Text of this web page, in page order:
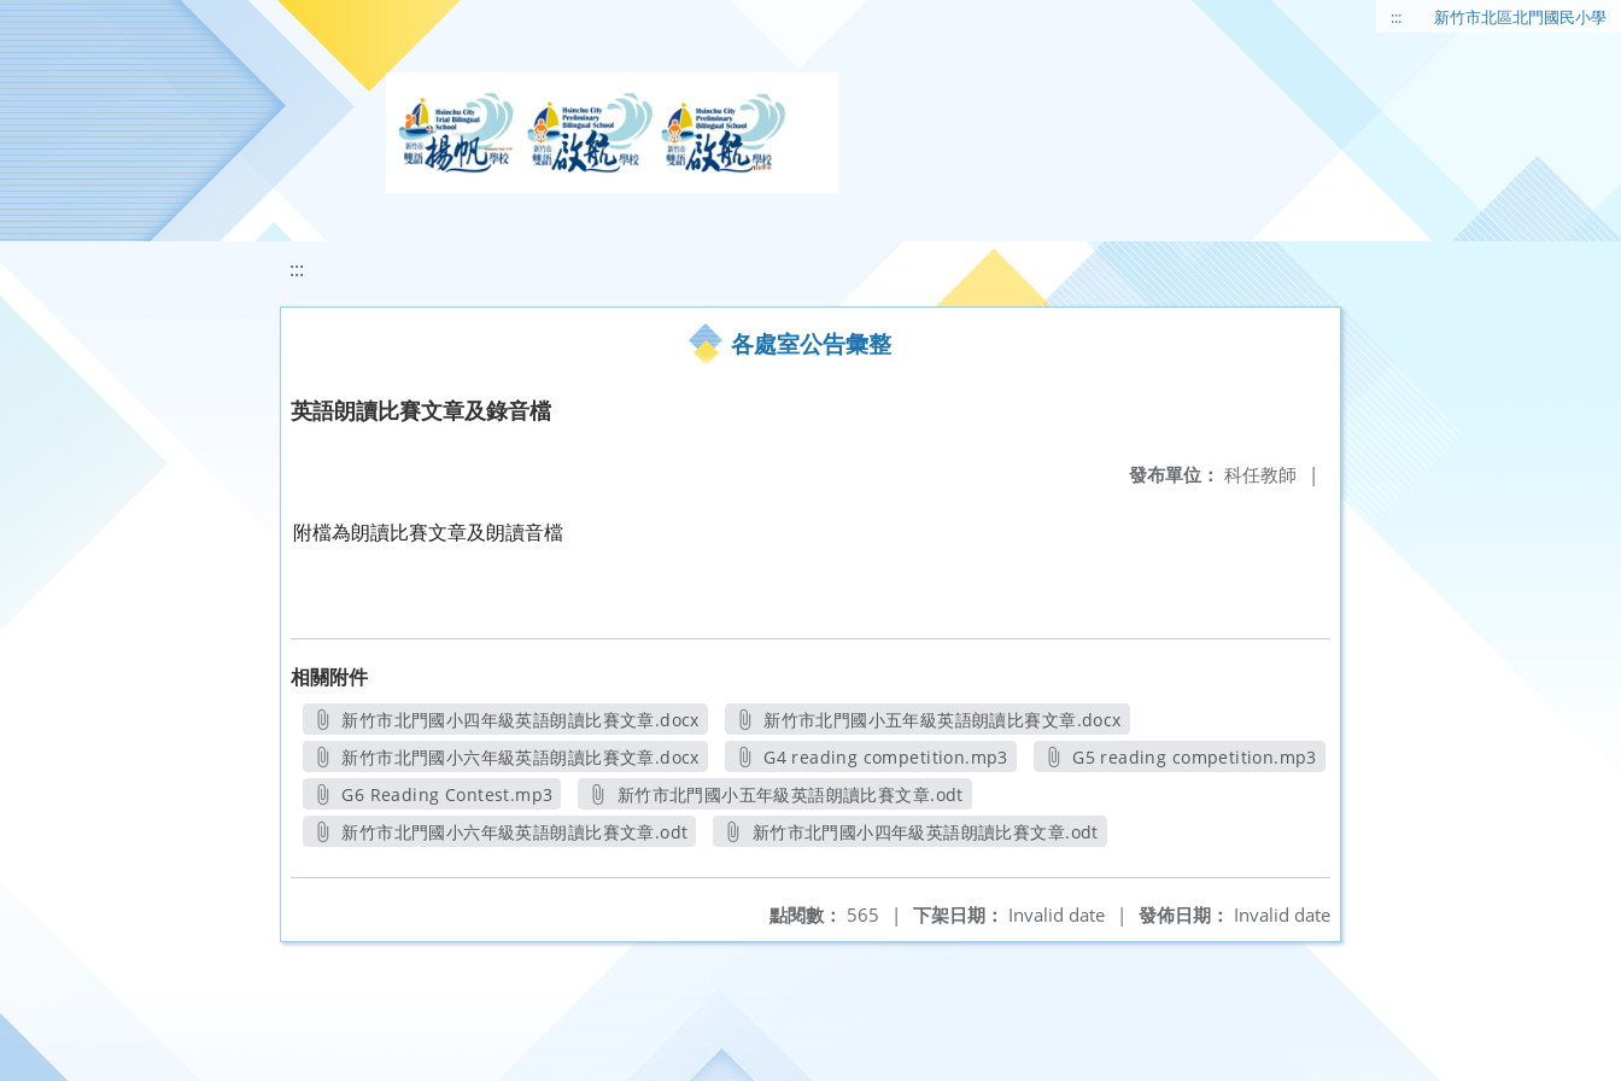
移至網頁之主要內容區位置 ::: 新竹市北區北門國民小學
:::
各處室公告彙整
英語朗讀比賽文章及錄音檔
發布單位： 科任教師 |
附檔為朗讀比賽文章及朗讀音檔
相關附件
新竹市北門國小四年級英語朗讀比賽文章.docx
另開新視窗
新竹市北門國小五年級英語朗讀比賽文章.docx
另開新視窗
新竹市北門國小六年級英語朗讀比賽文章.docx
另開新視窗
G4 reading competition.mp3
另開新視窗
G5 reading competition.mp3
G6 Reading Contest.mp3
另開新視窗
新竹市北門國小五年級英語朗讀比賽文章.odt
另開新視窗
新竹市北門國小六年級英語朗讀比賽文章.odt
新竹市北門國小四年級英語朗讀比賽文章.odt
發佈日期： Invalid date
下架日期： Invalid date |
點閱數： 565 |